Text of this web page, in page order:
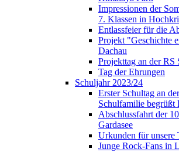
Impressionen der
7. Klassen in
Entlassfeier für die
Projekt "Geschichte
Dachau
Projekttag an der RS
Tag der Ehrungen
Schuljahr 2023/24
Erster Schultag an
Schulfamilie begrüßt
Abschlussfahrt der
Gardasee
Urkunden für unsere
Junge Rock-Fans in